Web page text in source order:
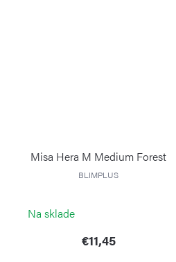
Misa Hera M Medium Forest
BLIMPLUS
Na sklade
€11,45